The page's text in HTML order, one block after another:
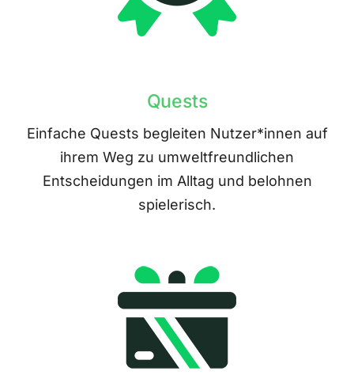
Quests
Einfache Quests begleiten Nutzer*innen auf
ihrem Weg zu umweltfreundlichen
Entscheidungen im Alltag und belohnen
spielerisch.